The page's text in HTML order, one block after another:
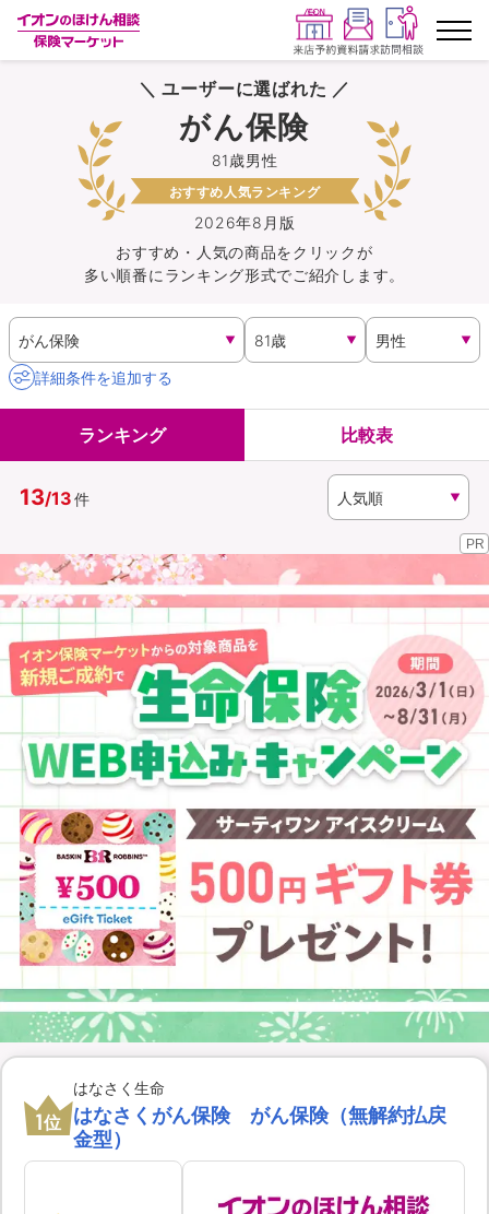
ランキングから探す
保険を比較する
保険会社から探す
イオンカード会員さま専用保険
キャンペーン一覧
イオングループ従業員さま向け
資料請求
（無料）
訪問相談
イオンカード会員さま専用保険
＼ ユーザーに選ばれた ／
2026年8月版
81歳男性
がん保険
おすすめ人気ランキング
おすすめ・人気の商品をクリックが
多い順番にランキング形式でご紹介します。
詳細条件を追加する
ランキング 比較表
13/13件
PR
1位
はなさく生命
はなさくがん保険 がん保険（無解約払戻
金型）